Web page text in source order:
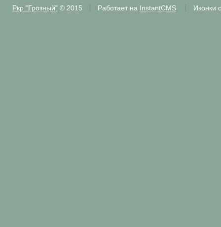
Ркр "Грозный"© 2015 Работает на InstantCMS Иконки